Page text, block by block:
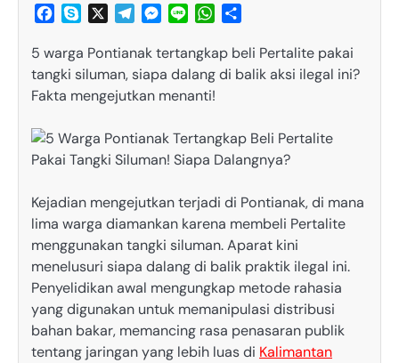
Facebook
Skype TelegramMessenger
Line WhatsApp
5 warga Pontianak tertangkap beli Pertalite pakai
tangki siluman, siapa dalang di balik aksi ilegal ini?
Fakta mengejutkan menanti!
Kejadian mengejutkan terjadi di Pontianak, di mana
lima warga diamankan karena membeli Pertalite
menggunakan tangki siluman. Aparat kini
menelusuri siapa dalang di balik praktik ilegal ini.
Penyelidikan awal mengungkap metode rahasia
yang digunakan untuk memanipulasi distribusi
bahan bakar, memancing rasa penasaran publik
tentang jaringan yang lebih luas di Kalimantan